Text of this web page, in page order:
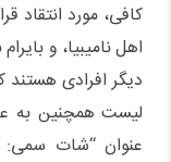
کافی، مورد انتقاد
اهل نامیبیا، و
دیگر افرادی
عنوان “شات سمی: